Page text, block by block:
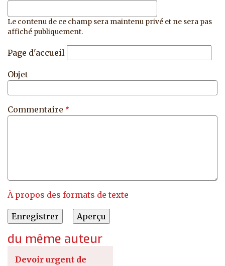
Le contenu de ce champ sera maintenu privé et ne sera pas
affiché publiquement.
Page d'accueil
Objet
Commentaire
À propos des formats de texte
du même auteur
Devoir urgent de